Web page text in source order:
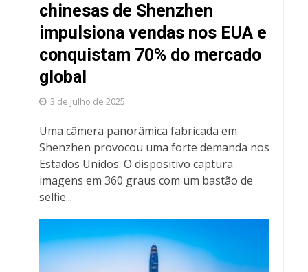
chinesas de Shenzhen
impulsiona vendas nos EUA e
conquistam 70% do mercado
global
3 de julho de 2025
Uma câmera panorâmica fabricada em
Shenzhen provocou uma forte demanda nos
Estados Unidos. O dispositivo captura
imagens em 360 graus com um bastão de
selfie...